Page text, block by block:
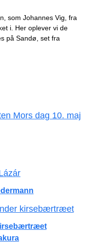
som Johannes Vig, fra
i. Her oplever vi de
på Sandø, set fra